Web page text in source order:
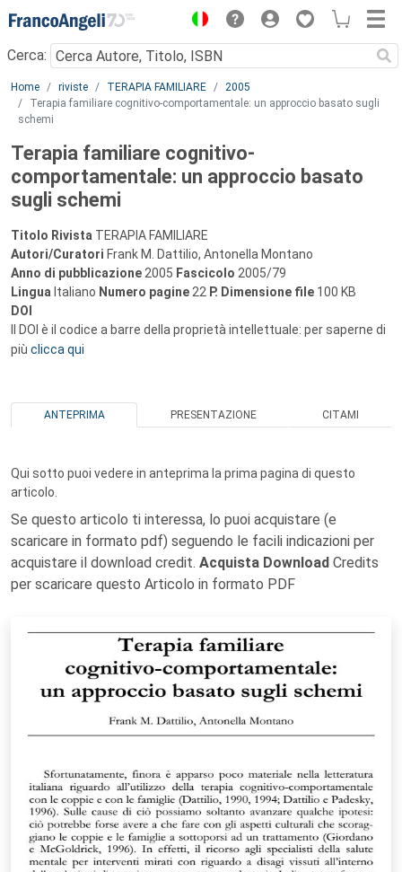
Menu
Cerca:
Main content
Home riviste TERAPIA FAMILIARE
2005
Terapia familiare cognitivo-comportamentale: un approccio basato sugli
schemi
Terapia familiare cognitivo-
comportamentale: un approccio basato
sugli schemi
Titolo Rivista TERAPIA FAMILIARE
Autori/Curatori Frank M. Dattilio, Antonella Montano
Anno di pubblicazione 2005 Fascicolo 2005/79
Lingua Italiano Numero pagine 22 P. Dimensione file 100 KB
DOI
Il DOI è il codice a barre della proprietà intellettuale: per saperne di
più clicca qui
ANTEPRIMA PRESENTAZIONE CITAMI
Qui sotto puoi vedere in anteprima la prima pagina di questo
articolo.
Se questo articolo ti interessa, lo puoi acquistare (e
scaricare in formato pdf) seguendo le facili indicazioni per
acquistare il download credit. Acquista Download Credits
per scaricare questo Articolo in formato PDF